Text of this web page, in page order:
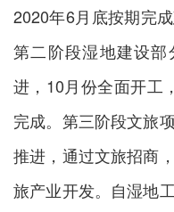
2020年6月底按期完
第二阶段湿地建设
进，10月份全面开工
完成。第三阶段文旅
推进，通过文旅招商
旅产业开发。自湿地